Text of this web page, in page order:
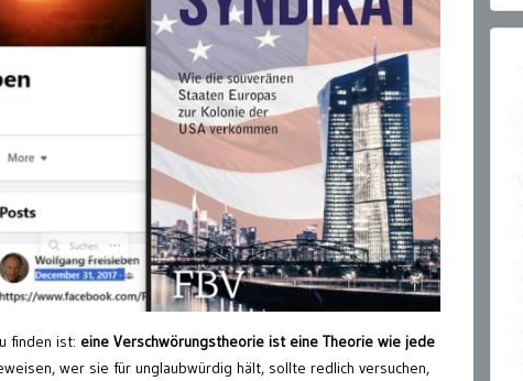
finden ist: eine Verschwörungstheorie ist eine Theorie wie jede
wer sie für unglaubwürdig hält, sollte redlich versuchen,